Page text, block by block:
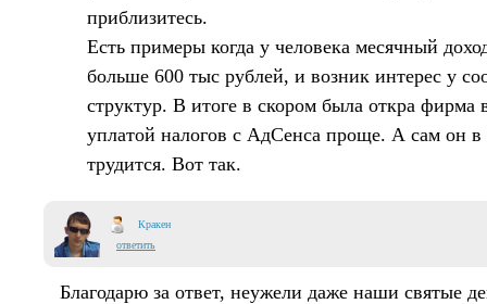
приблизитесь.
Есть примеры когда у человека месячный
больше 600 тыс рублей, и возник интерес у
структур. В итоге в скором была откра фирма
уплатой налогов с АдСенса проще. А сам он в
трудится. Вот так.
Кракен
ответить
Благодарю за ответ, неужели даже наши святые